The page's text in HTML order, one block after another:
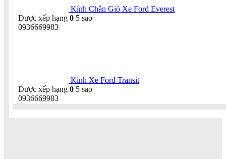
Kính Chắn Gió Xe Ford Everest
Được xếp hạng 0 5 sao
0936669983
Kính Xe Ford Transit
Được xếp hạng 0 5 sao
0936669983